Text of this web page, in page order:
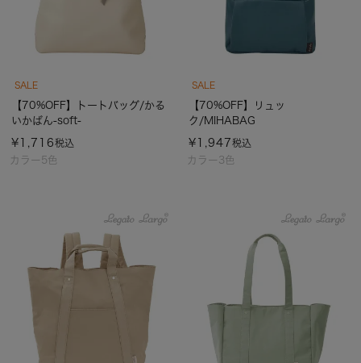
SALE
カラー5色
【70%OFF】トートバッグ/かる
いかばん-soft-
¥ 1,716税込
SALE
カラー3色
【70%OFF】リュッ
ク/MIHABAG
¥ 1,947税込